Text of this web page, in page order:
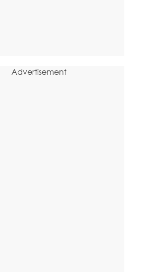
Advertisement